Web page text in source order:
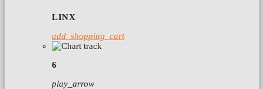
LINX
add_shopping_cart
6
play_arrow